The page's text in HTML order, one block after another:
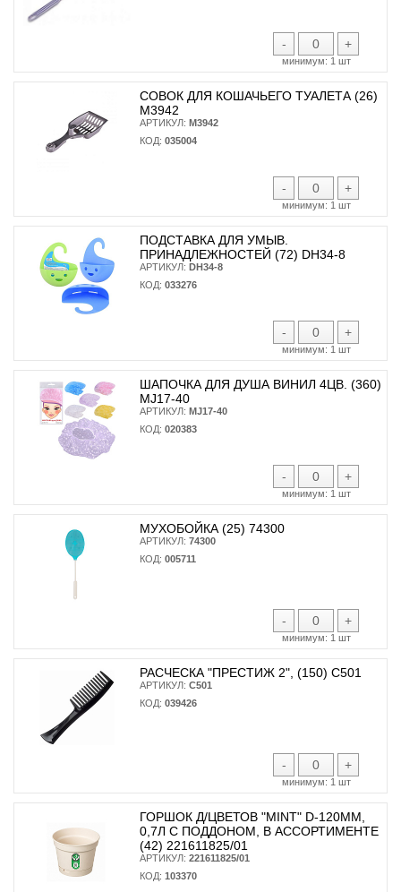
- +
минимум: 1 шт
СОВОК ДЛЯ КОШАЧЬЕГО ТУАЛЕТА (26)
М3942
АРТИКУЛ: М3942
КОД: 035004
- +
минимум: 1 шт
ПОДСТАВКА ДЛЯ УМЫВ.
ПРИНАДЛЕЖНОСТЕЙ (72) DH34-8
АРТИКУЛ: DH34-8
КОД: 033276
- +
минимум: 1 шт
ШАПОЧКА ДЛЯ ДУША ВИНИЛ 4ЦВ. (360)
MJ17-40
АРТИКУЛ: MJ17-40
КОД: 020383
- +
минимум: 1 шт
МУХОБОЙКА (25) 74300
АРТИКУЛ: 74300
КОД: 005711
- +
минимум: 1 шт
РАСЧЕСКА "ПРЕСТИЖ 2", (150) С501
АРТИКУЛ: С501
КОД: 039426
- +
минимум: 1 шт
ГОРШОК Д/ЦВЕТОВ "MINT" D-120ММ,
0,7Л С ПОДДОНОМ, В АССОРТИМЕНТЕ
(42) 221611825/01
АРТИКУЛ: 221611825/01
КОД: 103370